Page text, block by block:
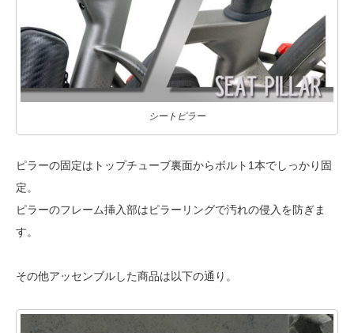
シートピラー
ピラーの固定はトップチューブ裏面からボルト1本でしっかり固
定。
ピラーのフレーム挿入部はピラーリングで汚れの侵入を防ぎま
す。
その他アッセンブルした商品は以下の通り。